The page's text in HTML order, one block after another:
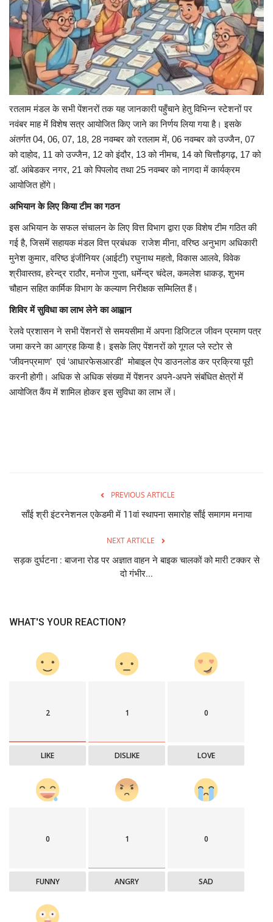
रतलाम मंडल के सभी पेंशनरों तक यह जानकारी पहुँचाने हेतु विभिन्न स्टेशनों पर
नवंबर माह में विशेष सत्र आयोजित किए जाने का निर्णय लिया गया है। इसके
अंतर्गत 04, 06, 07, 18, 28 नवम्बर को रतलाम में, 06 नवम्बर को उज्जैन, 07
को दाहोद, 11 को उज्जैन, 12 को इंदौर, 13 को नीमच, 14 को चित्तौड़गढ़, 17 को
डॉ. आंबेडकर नगर, 21 को पिपलोद तथा 25 नवम्बर को नागदा में कार्यक्रम
आयोजित होंगे।
अभियान के लिए किया टीम का गठन
इस अभियान के सफल संचालन के लिए वित्त विभाग द्वारा एक विशेष टीम गठित की
गई है, जिसमें सहायक मंडल वित्त प्रबंधक राजेश मीना, वरिष्ठ अनुभाग अधिकारी
मुनेश कुमार, वरिष्ठ इंजीनियर (आईटी) रघुनाथ महतो, विकास आलवे, विवेक
श्रीवास्तव, हरेन्द्र राठौर, मनोज गुप्ता, धर्मेन्द्र चंदेल, कमलेश धाकड़, शुभम
चौहान सहित कार्मिक विभाग के कल्याण निरीक्षक सम्मिलित हैं।
शिविर में सुविधा का लाभ लेने का आह्वान
रेलवे प्रशासन ने सभी पेंशनरों से समयसीमा में अपना डिजिटल जीवन प्रमाण पत्र
जमा करने का आग्रह किया है। इसके लिए पेंशनरों को गूगल प्‍ले स्‍टोर से
‘जीवनप्रमाण’ एवं ‘आधारफेसआरडी’ मोबाइल ऐप डाउनलोड कर प्रक्रिया पूरी
करनी होगी। अधिक से अधिक संख्‍या में पेंशनर अपने-अपने संबंधित क्षेत्रों में
आयोजित कैंप में शामिल होकर इस सुविधा का लाभ लें।
PREVIOUS ARTICLE
साँई श्री इंटरनेशनल एकेडमी में 11वां स्थापना समारोह साँई समागम मनाया
NEXT ARTICLE
सड़क दुर्घटना : बाजना रोड पर अज्ञात वाहन ने बाइक चालकों को मारी टक्कर से
दो गंभीर...
WHAT'S YOUR REACTION?
2
LIKE
1
DISLIKE
0
LOVE
0
FUNNY
1
ANGRY
0
SAD